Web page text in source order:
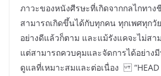
ภาวะของหนังศีรษะที่เกิดจากกลไกทาง
สามารถเกิดขึ้นได้กับทุกคน ทุกเพศทุก
อย่างดีแล้วก็ตาม และแม้รังแคจะไม่สา
แต่สามารถควบคุมและจัดการได้อย่าง
ดูแลที่เหมาะสมและต่อเนื่อง “HEAD